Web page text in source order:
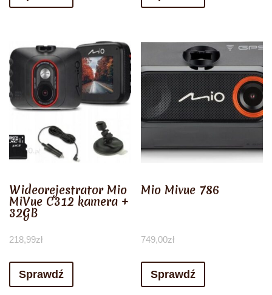
Wideorejestrator Mio
MiVue C312 kamera +
32GB
218,99zł
Sprawdź
Mio Mivue 786
749,00zł
Sprawdź